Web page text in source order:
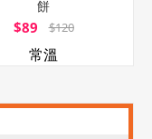
餅
$89 $120
常溫